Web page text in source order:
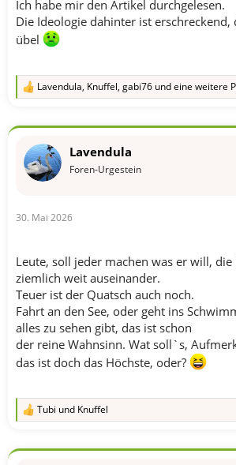
Ich habe mir den Artikel durchgelesen.
Die Ideologie dahinter ist
übel
R
k
o
:
Lavendula, Knuffel, gabi76 und eine weitere
Lavendula
Foren-Urgestein
30. Mai 2026
Leute, soll jeder machen was er will,
ziemlich weit auseinander.
Teuer ist der Quatsch auch noch.
Fahrt an den See, oder geht ins
alles zu sehen gibt, das ist schon
der reine Wahnsinn. Wat soll`s,
das ist doch das Höchste, oder?
R
k
Tubi und Knuffel